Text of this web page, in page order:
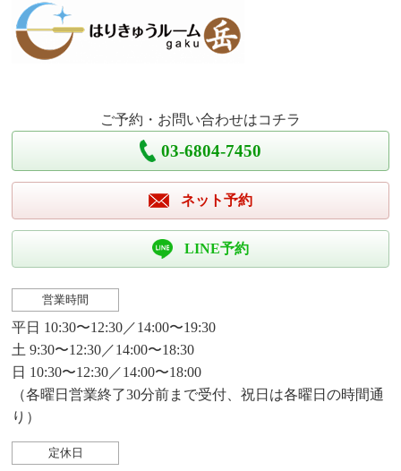
ご予約・お問い合わせはコチラ
03-6804-7450
ネット予約
LINE予約
営業時間
平日 10:30〜12:30／14:00〜19:30
土 9:30〜12:30／14:00〜18:30
日 10:30〜12:30／14:00〜18:00
（各曜日営業終了30分前まで受付、祝日は各曜日の時間通
り）
定休日